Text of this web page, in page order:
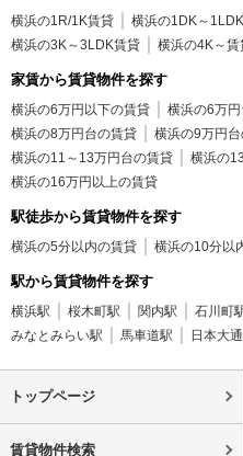
横浜の1R/1K賃貸 横浜の1DK～
横浜の3K～3LDK賃貸
横浜の4K～賃
家賃から賃貸物件を探す
横浜の6万円以下の賃貸 横浜の6万
横浜の8万円台の賃貸
横浜の9万円
横浜の11～13万円台の賃貸
横浜の
横浜の16万円以上の賃貸
駅徒歩から賃貸物件を探す
横浜の5分以内の賃貸 横浜の10分以
駅から賃貸物件を探す
横浜駅 桜木町駅 関内駅 石川町
みなとみらい駅
馬車道駅 日本大
トップページ
賃貸物件検索